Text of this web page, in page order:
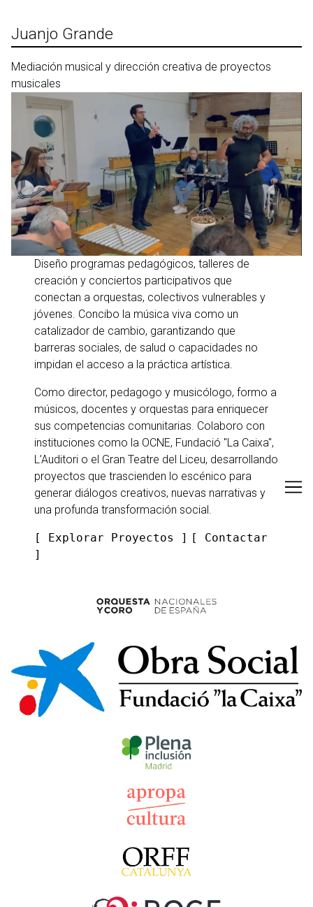
contenido
Juanjo Grande
Mediación musical y dirección creativa de proyectos
musicales
Diseño programas pedagógicos, talleres de
creación y conciertos participativos que
conectan a orquestas, colectivos vulnerables y
jóvenes. Concibo la música viva como un
catalizador de cambio, garantizando que
barreras sociales, de salud o capacidades no
impidan el acceso a la práctica artística.
Como director, pedagogo y musicólogo, formo a
músicos, docentes y orquestas para enriquecer
sus competencias comunitarias. Colaboro con
instituciones como la OCNE, Fundació "La Caixa",
L’Auditori o el Gran Teatre del Liceu, desarrollando
proyectos que trascienden lo escénico para
generar diálogos creativos, nuevas narrativas y
una profunda transformación social.
[ Explorar Proyectos ] [ Contactar
]